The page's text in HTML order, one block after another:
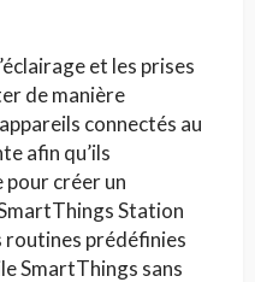
et les prises
de manière
connectés au
afin qu’ils
créer un
Station
prédéfinies
SmartThings sans